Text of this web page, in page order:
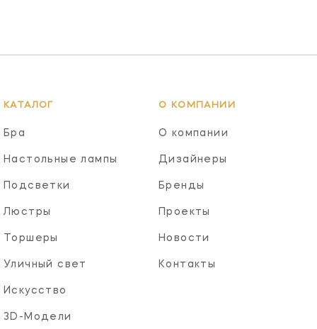
КАТАЛОГ
Бра
Настольные лампы
Подсветки
Люстры
Торшеры
Уличный свет
Искусство
3D-Модели
О КОМПАНИИ
О компании
Дизайнеры
Бренды
Проекты
Новости
Контакты